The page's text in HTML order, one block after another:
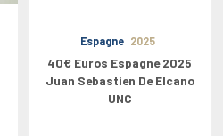
Espagne 2025
40€ Euros Espagne 2025
Juan Sebastien De Elcano
UNC